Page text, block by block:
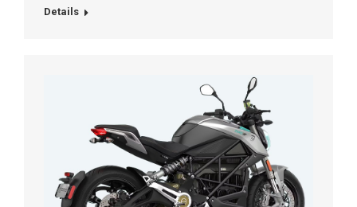
Details